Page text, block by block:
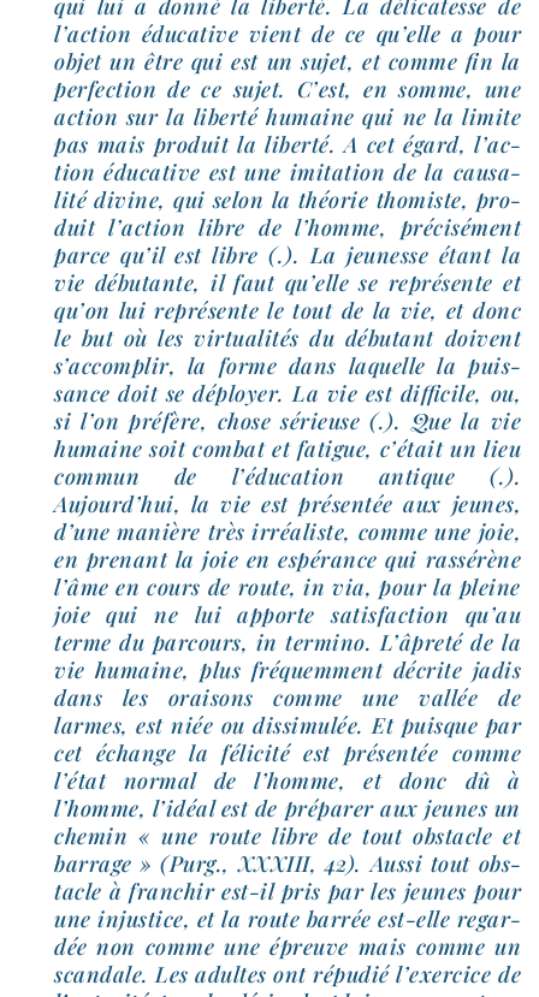
qui lui a don­né la liber­té. La déli­ca­tesse de
l’ac­tion édu­ca­tive vient de ce qu’elle a pour
objet un être qui est un sujet, et comme fin la
per­fec­tion de ce sujet. C’est, en somme, une
action sur la liber­té humaine qui ne la limite
pas mais pro­duit la liber­té. A cet égard, l’ac­
tion édu­ca­tive est une imi­ta­tion de la cau­sa­
li­té divine, qui selon la théo­rie tho­miste, pro­
duit l’ac­tion libre de l’homme, pré­ci­sé­ment
parce qu’il est libre (.). La jeu­nesse étant la
vie débu­tante, il faut qu’elle se repré­sente et
qu’on lui repré­sente le tout de la vie, et donc
le but où les vir­tua­li­tés du débu­tant doivent
s’ac­com­plir, la forme dans laquelle la puis­
sance doit se déployer. La vie est dif­fi­cile, ou,
si l’on pré­fère, chose sérieuse (.). Que la vie
humaine soit com­bat et fatigue, c’é­tait un lieu
com­mun de l’é­du­ca­tion antique (.).
Aujourd’hui, la vie est pré­sen­tée aux jeunes,
d’une manière très irréa­liste, comme une joie,
en pre­nant la joie en espé­rance qui ras­sé­rène
l’âme en cours de route, in via, pour la pleine
joie qui ne lui apporte satis­fac­tion qu’au
terme du par­cours, in ter­mi­no. L’âpreté de la
vie humaine, plus fré­quem­ment décrite jadis
dans les orai­sons comme une val­lée de
larmes, est niée ou dis­si­mu­lée. Et puisque par
cet échange la féli­ci­té est pré­sen­tée comme
l’é­tat nor­mal de l’homme, et donc dû à
l’homme, l’i­déal est de pré­pa­rer aux jeunes un
che­min « une route libre de tout obs­tacle et
bar­rage » (Purg., XXXIII, 42). Aussi tout obs­
tacle à fran­chir est-​il pris par les jeunes pour
une injus­tice, et la route bar­rée est-​elle regar­
dée non comme une épreuve mais comme un
scan­dale. Les adultes ont répu­dié l’exer­cice de